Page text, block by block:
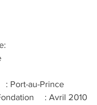
Lieu de Naissance	: Port-au-Prince
Date d’entrer a la Fondation	: Avril 2010